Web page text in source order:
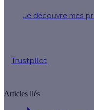
Je découvre mes
Trustpilot
Articles liés